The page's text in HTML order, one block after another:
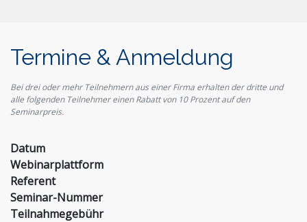
Termine & Anmeldung
Bei drei oder mehr Teilnehmern aus einer Firma erhalten der dritte und
alle folgenden Teilnehmer einen Rabatt von 10 Prozent auf den
Seminarpreis.
Datum
Webinar­plattform
Referent
Seminar-Nummer
Teilnahme­gebühr